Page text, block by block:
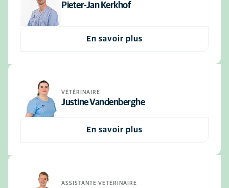
Pieter-Jan Kerkhof
En savoir plus
VÉTÉRINAIRE
Justine Vandenberghe
En savoir plus
ASSISTANTE VÉTÉRINAIRE